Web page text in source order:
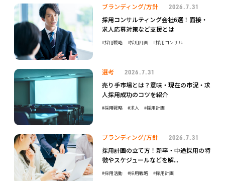
ブランディング/方針 2026.7.31
採用コンサルティング会社6選！面接・
求人応募対策など支援とは
採用戦略 採用計画 採用コンサル
選考 2026.7.31
売り手市場とは？意味・現在の市況・求
人採用成功のコツを紹介
採用戦略 求人 採用計画
ブランディング/方針 2026.7.31
採用計画の立て方！新卒・中途採用の特
徴やスケジュールなどを解...
採用活動 採用戦略 採用計画